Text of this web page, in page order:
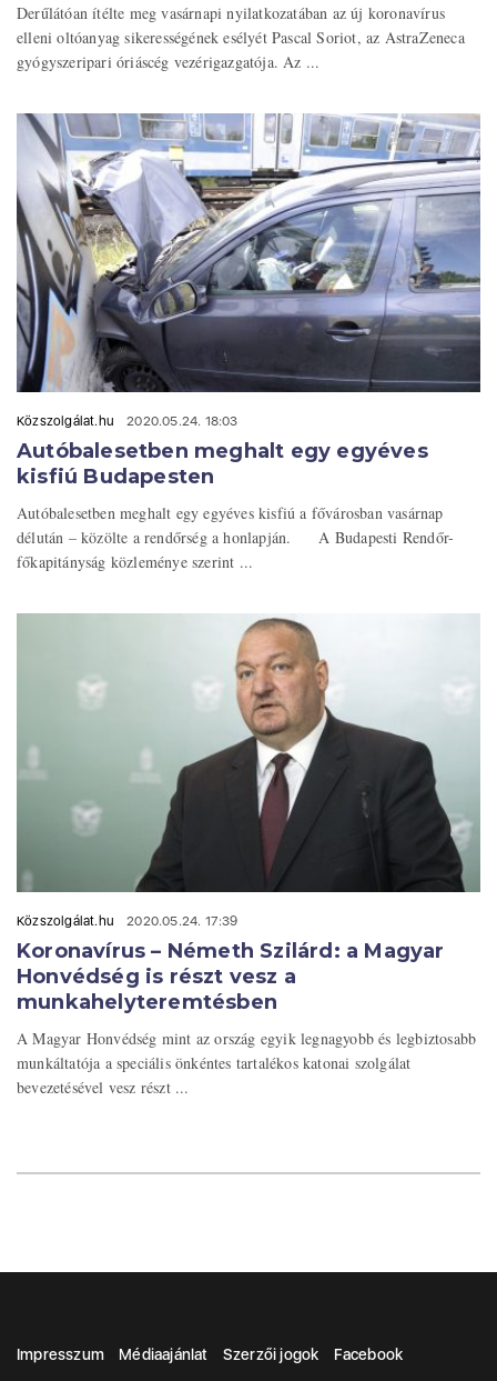
Derűlátóan ítélte meg vasárnapi nyilatkozatában az új koronavírus
elleni oltóanyag sikerességének esélyét Pascal Soriot, az AstraZeneca
gyógyszeripari óriáscég vezérigazgatója. Az ...
Közszolgálat.hu 2020.05.24. 18:03
Autóbalesetben meghalt egy egyéves
kisfiú Budapesten
Autóbalesetben meghalt egy egyéves kisfiú a fővárosban vasárnap
délután – közölte a rendőrség a honlapján. A Budapesti Rendőr-
főkapitányság közleménye szerint ...
Közszolgálat.hu 2020.05.24. 17:39
Koronavírus – Németh Szilárd: a Magyar
Honvédség is részt vesz a
munkahelyteremtésben
A Magyar Honvédség mint az ország egyik legnagyobb és legbiztosabb
munkáltatója a speciális önkéntes tartalékos katonai szolgálat
bevezetésével vesz részt ...
Impresszum Médiaajánlat Szerzői jogok Facebook